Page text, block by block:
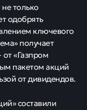
только
одобрять
ключевого
получает
«Газпром
пакетом акций
от дивидендов.
составили